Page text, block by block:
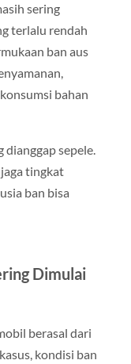
sering
terlalu rendah
ban aus
bahan
dianggap sepele.
tingkat
ban bisa
Dimulai
berasal dari
kondisi ban